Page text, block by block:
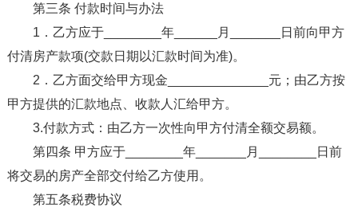
第三条 付款时间与办法
1．乙方应于________年______月_______日前向甲方
付清房产款项(交款日期以汇款时间为准)。
2．乙方面交给甲方现金______________元；由乙方按
甲方提供的汇款地点、收款人汇给甲方。
3.付款方式：由乙方一次性向甲方付清全额交易额。
第四条 甲方应于________年_______月________日前
将交易的房产全部交付给乙方使用。
第五条税费协议